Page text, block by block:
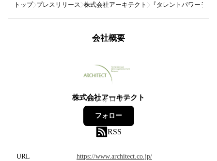
トップ プレスリリース 株式会社アーキテクト 『タレントパワーラ
会社概要
株式会社アーキテクト
15フォロワー
フォロー
RSS
URL
https://www.architect.co.jp/